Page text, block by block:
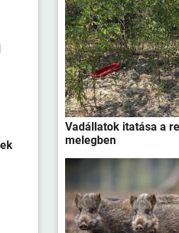
Vadállatok itatása a
melegben